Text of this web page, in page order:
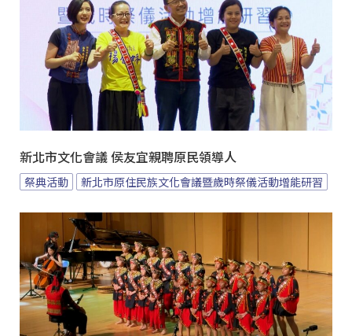
新北市文化會議 侯友宜親聘原民領導人
祭典活動 新北市原住民族文化會議暨歲時祭儀活動增能研習